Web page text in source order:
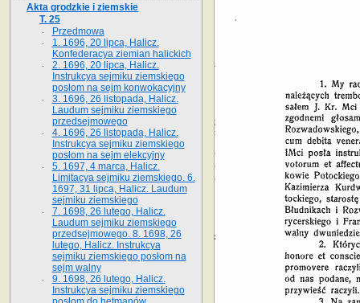
Akta grodzkie i ziemskie
T. 25
Przedmowa
1. 1696, 20 lipca, Halicz.
Konfederacya ziemian halickich
2. 1696, 20 lipca, Halicz.
Instrukcya sejmiku ziemskiego
posłom na sejm konwokacyjny
3. 1696, 26 listopada, Halicz.
Laudum sejmiku ziemskiego
przedsejmowego
4. 1696, 26 listopada, Halicz.
Instrukcya sejmiku ziemskiego
posłom na sejm elekcyjny
5. 1697, 4 marca, Halicz.
Limitacya sejmiku ziemskiego. 6.
1697, 31 lipca, Halicz. Laudum
sejmiku ziemskiego
7. 1698, 26 lutego, Halicz.
Laudum sejmiku ziemskiego
przedsejmowego. 8. 1698, 26
lutego, Halicz. Instrukcya
sejmiku ziemskiego posłom na
sejm walny
9. 1698, 26 lutego, Halicz.
Instrukcya sejmiku ziemskiego